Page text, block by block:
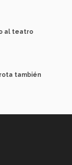
al teatro
también